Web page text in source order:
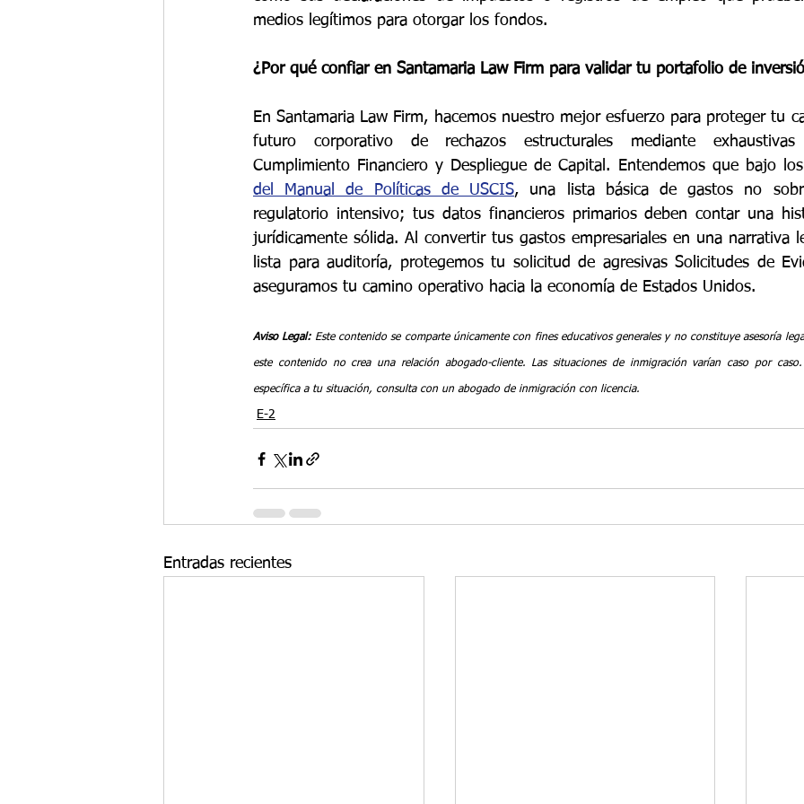
medios legítimos para otorgar los fondos.
¿Por qué confiar en Santamaria Law Firm para validar tu portafolio de
En Santamaria Law Firm, hacemos nuestro mejor esfuerzo para proteger tu
futuro corporativo de rechazos estructurales mediante
Cumplimiento Financiero y Despliegue de Capital. Entendemos que bajo
del Manual de Políticas de USCIS, una lista básica de gastos no
regulatorio intensivo; tus datos financieros primarios deben contar una
jurídicamente sólida. Al convertir tus gastos empresariales en una narrativa
lista para auditoría, protegemos tu solicitud de agresivas Solicitudes de
aseguramos tu camino operativo hacia la economía de Estados Unidos.
Aviso Legal: Este contenido se comparte únicamente con fines educativos generales y no constituye asesoría
este contenido no crea una relación abogado-cliente. Las situaciones de inmigración varían caso por
específica a tu situación, consulta con un abogado de inmigración con licencia.
E-2
Entradas recientes